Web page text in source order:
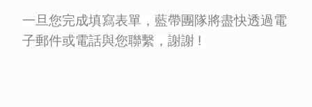
一旦您完成填寫表單，藍帶團隊將盡快透過電
子郵件或電話與您聯繫，謝謝 !